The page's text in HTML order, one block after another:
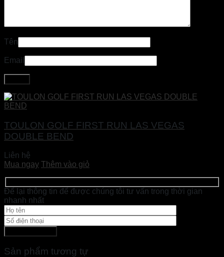
Tên
Email
TOULON GOLF FIRST RUN LAS VEGAS
DOUBLE BEND
Liên hệ
Mua ngay Thêm vào giỏ
Để lại thông tin để được chúng tôi tư vấn trong thời gian
nhanh nhất
Sản phẩm tương tự